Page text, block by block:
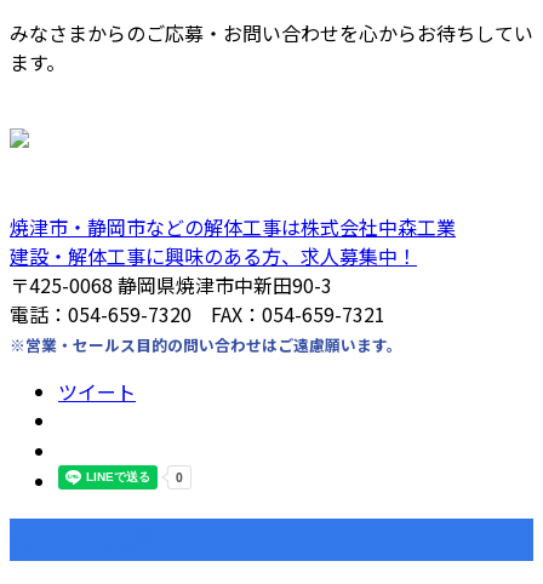
みなさまからのご応募・お問い合わせを心からお待ちしてい
ます。
焼津市・静岡市などの解体工事は株式会社中森工業
建設・解体工事に興味のある方、求人募集中！
〒425-0068 静岡県焼津市中新田90-3
電話：054-659-7320 FAX：054-659-7321
※営業・セールス目的の問い合わせはご遠慮願います。
ツイート